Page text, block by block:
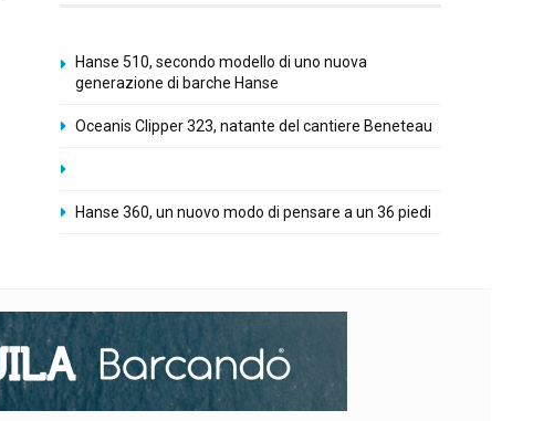
Hanse 510, secondo modello di uno nuova
generazione di barche Hanse
Oceanis Clipper 323, natante del cantiere Beneteau
Hanse 360, un nuovo modo di pensare a un 36 piedi